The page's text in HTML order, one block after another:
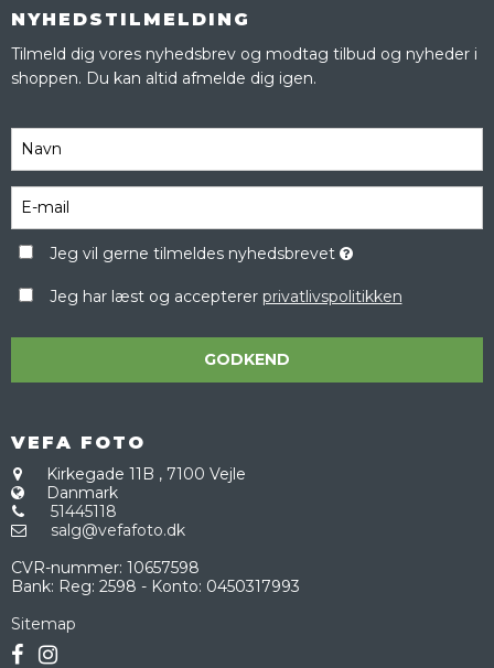
NYHEDSTILMELDING
Tilmeld dig vores nyhedsbrev og modtag tilbud og nyheder i
shoppen. Du kan altid afmelde dig igen.
Jeg vil gerne tilmeldes nyhedsbrevet
Jeg har læst og accepterer privatlivspolitikken
GODKEND
VEFA FOTO
Kirkegade 11B , 7100 Vejle
Danmark
51445118
salg@vefafoto.dk
CVR-nummer: 10657598
Bank: Reg: 2598 - Konto: 0450317993
Sitemap